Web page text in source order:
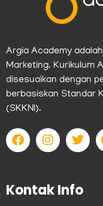
Argia Academy
Marketing. Kurikulum
disesuaikan dengan
berbasiskan Standar
(SKKNI).
F
a
c
o
I
n
s
a
g
T
w
i
e
Kontak Info